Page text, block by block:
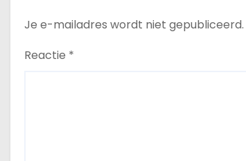
Je e-mailadres wordt niet gepubliceerd.
Reactie *